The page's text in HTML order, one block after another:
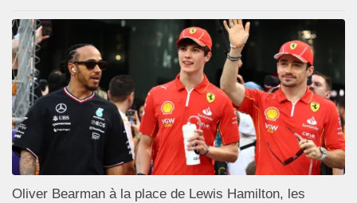
Oliver Bearman à la place de Lewis Hamilton, les